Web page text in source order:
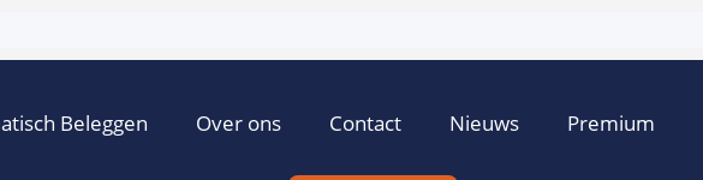
Beleggen Over ons Contact Nieuws Premium